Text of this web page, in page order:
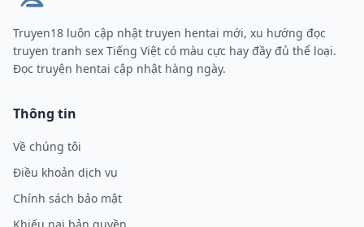
Truyen18 luôn cập nhật truyen hentai mới, xu hướng đọc
truyen tranh sex Tiếng Việt có màu cực hay đầy đủ thể loại.
Đọc truyện hentai cập nhật hàng ngày.
Thông tin
Về chúng tôi
Điều khoản dịch vụ
Chính sách bảo mật